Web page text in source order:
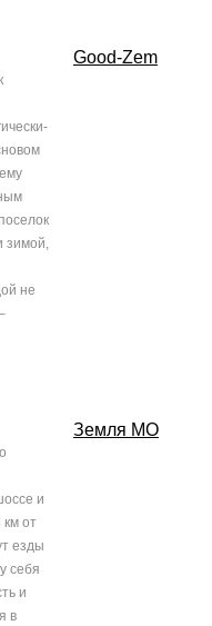
зимой,
не
Good-Zem
и
от
езды
себя
и
в
Земля МО